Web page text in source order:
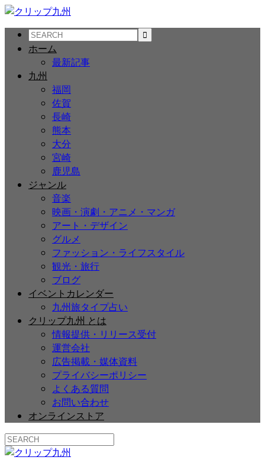
ホーム
最新記事
九州
福岡
佐賀
長崎
熊本
大分
宮崎
鹿児島
ジャンル
音楽
映画・演劇・アニメ・マンガ
アート・デザイン
グルメ
ファッション・ライフスタイル
観光・旅行
ブログ
イベントカレンダー
九州旅タイプ占い
クリップ九州 とは
情報提供・リリース受付
運営会社
広告掲載・媒体資料
プライバシーポリシー
よくある質問
お問い合わせ
オンラインストア